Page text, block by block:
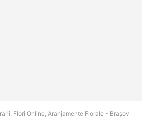
Flori Online, Aranjamente Florale - Braşov